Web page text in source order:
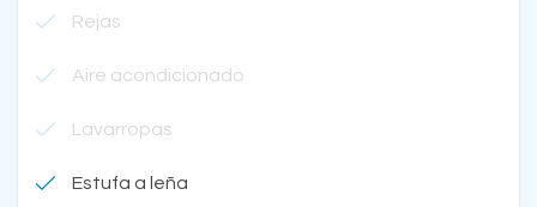
Rejas
Aire acondicionado
Lavarropas
Estufa a leña